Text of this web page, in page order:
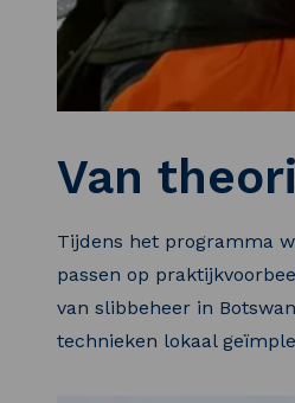
Van
Tijdens het programma
passen op
van slibbeheer in
technieken lokaal